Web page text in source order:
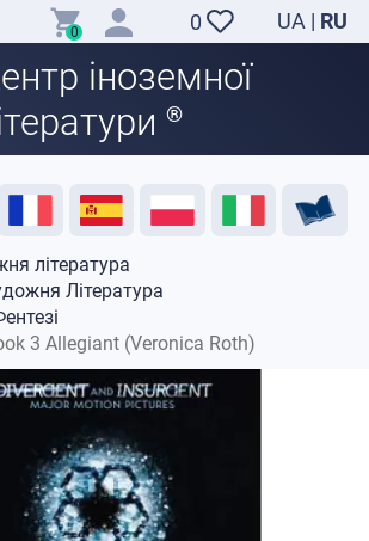
0 UA | RU
іноземної
®
0
Підтримка викладачів
література
Література
3 Allegiant (Veronica Roth)